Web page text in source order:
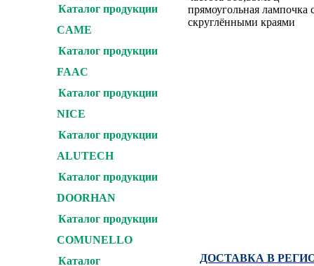
Каталог продукции
CAME
Каталог продукции
FAAC
Каталог продукции
NICE
Каталог продукции
ALUTECH
Каталог продукции
DOORHAN
Каталог продукции
COMUNELLO
Каталог
прямоугольная лампочка
скруглёнными краями
ДОСТАВКА В